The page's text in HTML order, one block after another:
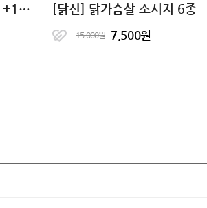
맛있는 단백질 식단 29종 1+1+1 골라담기 [닭신] 닭가슴살 소시지 6종
15,000원 7,500원